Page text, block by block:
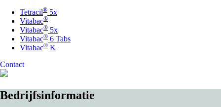
Tetracil® 5x
Vitabac®
Vitabac® 5x
Vitabac® 6 Tabs
Vitabac® K
Contact
Bedrijfsinformatie